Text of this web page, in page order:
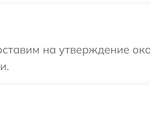
на утверждение